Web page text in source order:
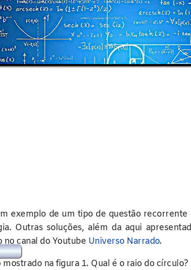
exemplo de um tipo de questão
Outras soluções, além da aqui
no canal do Youtube Universo Narrado.
na figura 1. Qual é o raio do círculo?